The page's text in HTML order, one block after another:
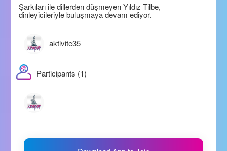
Şarkıları ile dillerden düşmeyen Yıldız Tilbe,
dinleyicileriyle buluşmaya devam ediyor.
aktivite35
Participants (1)